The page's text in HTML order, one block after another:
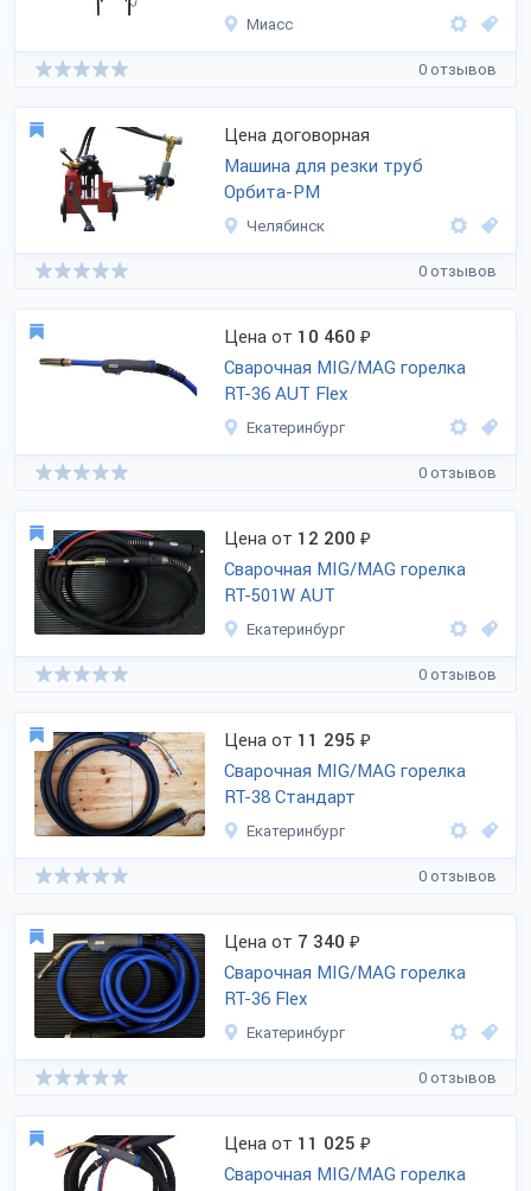
Миасс
0 отзывов
Цена договорная
Машина для резки труб
Орбита-РМ
Челябинск
0 отзывов
Цена от 10 460 ₽
Сварочная MIG/MAG горелка
RT-36 AUT Flex
Екатеринбург
0 отзывов
Цена от 12 200 ₽
Сварочная MIG/MAG горелка
RT-501W AUT
Екатеринбург
0 отзывов
Цена от 11 295 ₽
Сварочная MIG/MAG горелка
RT-38 Стандарт
Екатеринбург
0 отзывов
Цена от 7 340 ₽
Сварочная MIG/MAG горелка
RT-36 Flex
Екатеринбург
0 отзывов
Цена от 11 025 ₽
Сварочная MIG/MAG горелка